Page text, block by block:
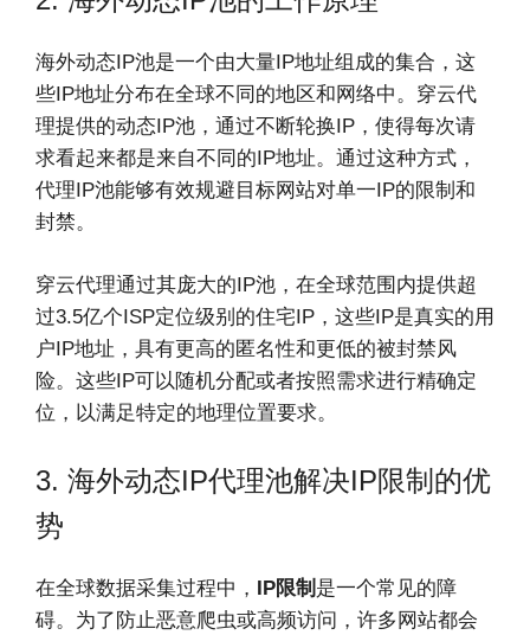
海外动态IP池是一个由大量IP地址组成的集合，这
些IP地址分布在全球不同的地区和网络中。穿云代
理提供的动态IP池，通过不断轮换IP，使得每次请
求看起来都是来自不同的IP地址。通过这种方式，
代理IP池能够有效规避目标网站对单一IP的限制和
封禁。
穿云代理通过其庞大的IP池，在全球范围内提供超
过3.5亿个ISP定位级别的住宅IP，这些IP是真实的用
户IP地址，具有更高的匿名性和更低的被封禁风
险。这些IP可以随机分配或者按照需求进行精确定
位，以满足特定的地理位置要求。
3. 海外动态IP代理池解决IP限制的优
势
在全球数据采集过程中， IP限制 是一个常见的障
碍。为了防止恶意爬虫或高频访问，许多网站都会